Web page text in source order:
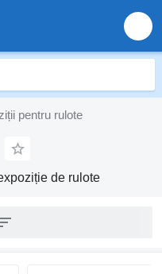
pentru rulote
de rulote